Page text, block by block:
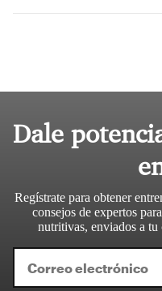
Dale
Regístrate para obtener
consejos de expertos
nutritivas, enviados a tu